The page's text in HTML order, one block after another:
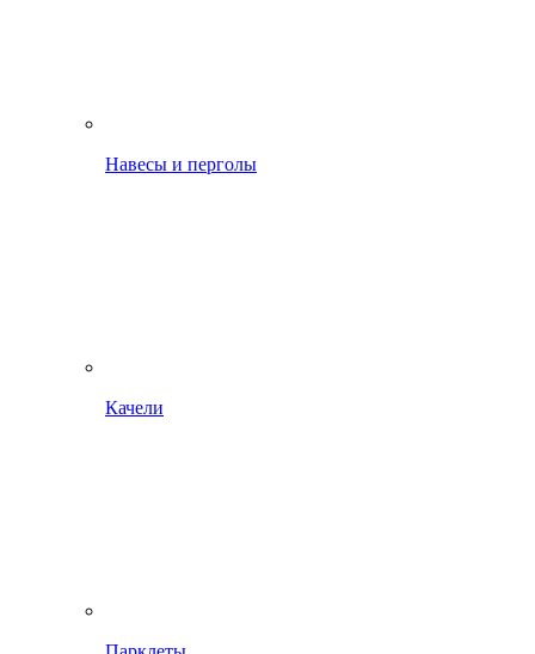
Навесы и перголы
Качели